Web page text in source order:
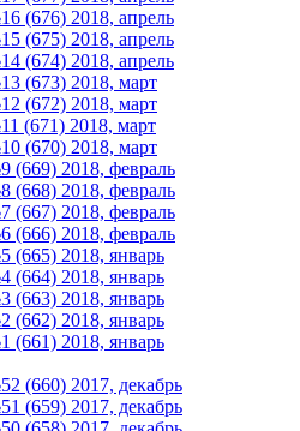
(676) 2018, апрель
(675) 2018, апрель
(674) 2018, апрель
(673) 2018, март
(672) 2018, март
(671) 2018, март
(670) 2018, март
(669) 2018, февраль
(668) 2018, февраль
(667) 2018, февраль
(666) 2018, февраль
(665) 2018, январь
(664) 2018, январь
(663) 2018, январь
(662) 2018, январь
(661) 2018, январь
(660) 2017, декабрь
(659) 2017, декабрь